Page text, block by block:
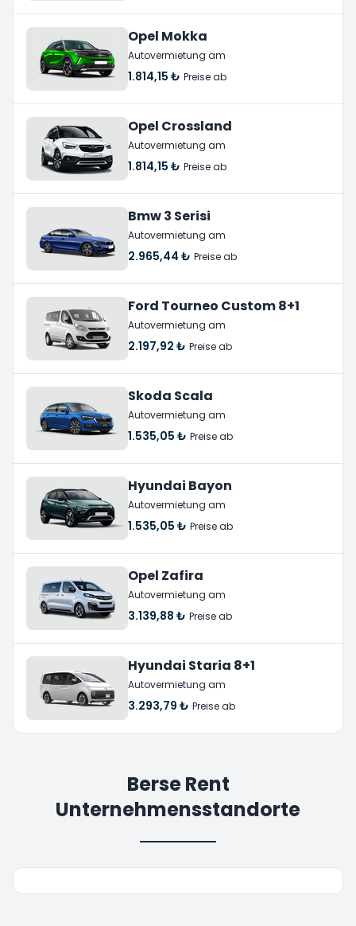
Opel Mokka
Autovermietung am
1.814,15 ₺ Preise ab
Opel Crossland
Autovermietung am
1.814,15 ₺ Preise ab
Bmw 3 Serisi
Autovermietung am
2.965,44 ₺ Preise ab
Ford Tourneo Custom 8+1
Autovermietung am
2.197,92 ₺ Preise ab
Skoda Scala
Autovermietung am
1.535,05 ₺ Preise ab
Hyundai Bayon
Autovermietung am
1.535,05 ₺ Preise ab
Opel Zafira
Autovermietung am
3.139,88 ₺ Preise ab
Hyundai Staria 8+1
Autovermietung am
3.293,79 ₺ Preise ab
Berse Rent
Unternehmensstandorte